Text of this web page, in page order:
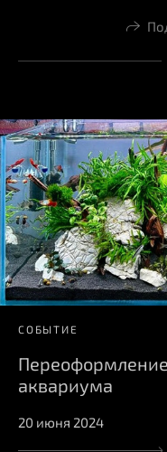
СОБЫТИЕ
аквариума
20 июня 2024